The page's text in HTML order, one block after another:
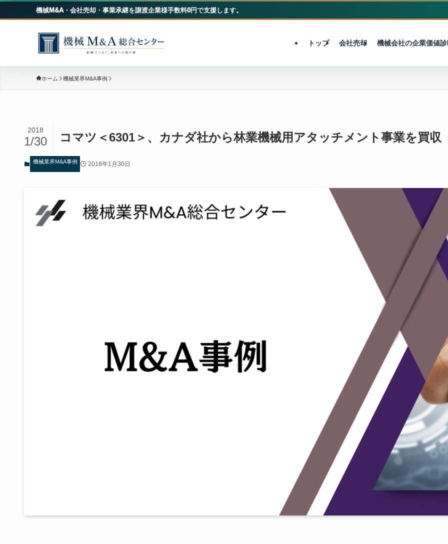
機械M&A・会社売却・事業承継を譲渡企業様手数料0円で支援します。
トップ 会社売却 機械会社の企業価値
ホーム 機械業界M&A事例
コマツ＜6301＞、カナダ社から林業機械用アタッチメント事業を買収
2018
1/30
機械業界M&A事例 2018年1月30日